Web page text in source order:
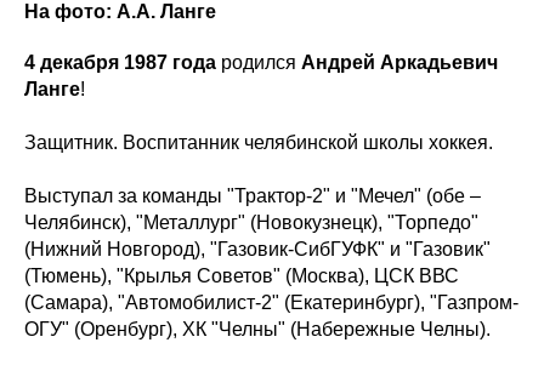
На фото: А.А. Ланге
4 декабря 1987 года родился Андрей Аркадьевич
Ланге!
Защитник. Воспитанник челябинской школы хоккея.
Выступал за команды "Трактор-2" и "Мечел" (обе –
Челябинск), "Металлург" (Новокузнецк), "Торпедо"
(Нижний Новгород), "Газовик-СибГУФК" и "Газовик"
(Тюмень), "Крылья Советов" (Москва), ЦСК ВВС
(Самара), "Автомобилист-2" (Екатеринбург), "Газпром-
ОГУ" (Оренбург), ХК "Челны" (Набережные Челны).